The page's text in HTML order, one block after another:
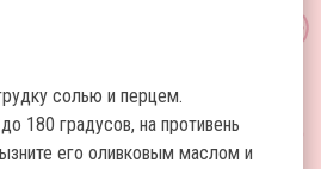
солью и перцем.
180 градусов, на противень
его оливковым маслом и